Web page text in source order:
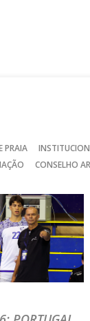
PRAIA
CONSELHO